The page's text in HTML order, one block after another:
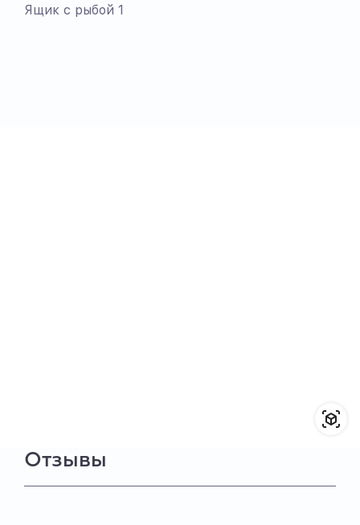
Ящик с рыбой 1
Отзывы